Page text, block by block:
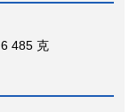
6 485 克